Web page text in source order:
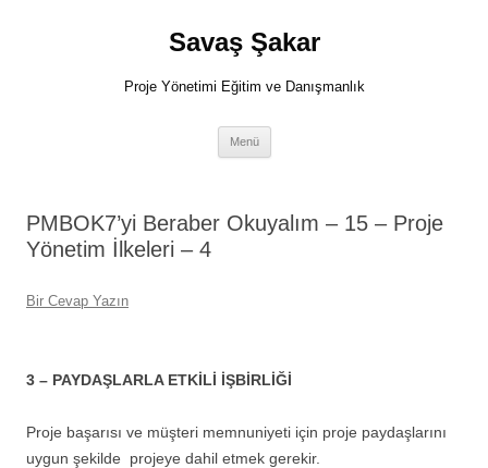
Savaş Şakar
Proje Yönetimi Eğitim ve Danışmanlık
Menü
PMBOK7’yi Beraber Okuyalım – 15 – Proje
Yönetim İlkeleri – 4
Bir Cevap Yazın
3 – PAYDAŞLARLA ETKİLİ İŞBİRLİĞİ
Proje başarısı ve müşteri memnuniyeti için proje paydaşlarını
uygun şekilde projeye dahil etmek gerekir.